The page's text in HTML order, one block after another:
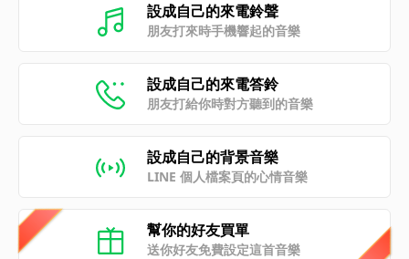
設成自己的來電鈴聲
朋友打來時手機響起的音樂
設成自己的來電答鈴
朋友打給你時對方聽到的音樂
設成自己的背景音樂
LINE 個人檔案頁的心情音樂
幫你的好友買單
送你好友免費設定這首音樂